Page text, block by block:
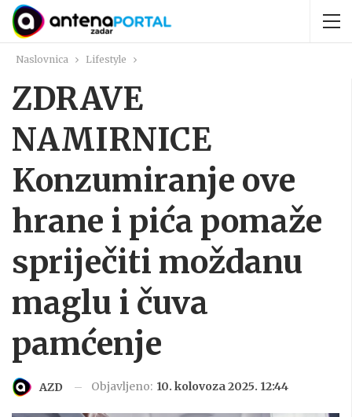
Naslovnica Lifestyle
ZDRAVE
NAMIRNICE
Konzumiranje ove
hrane i pića pomaže
spriječiti moždanu
maglu i čuva
pamćenje
AZD Objavljeno: 10. kolovoza 2025. 12:44